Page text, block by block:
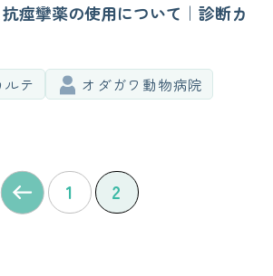
痙攣薬の使用について｜診断カ
テ オダガワ動物病院
1 2